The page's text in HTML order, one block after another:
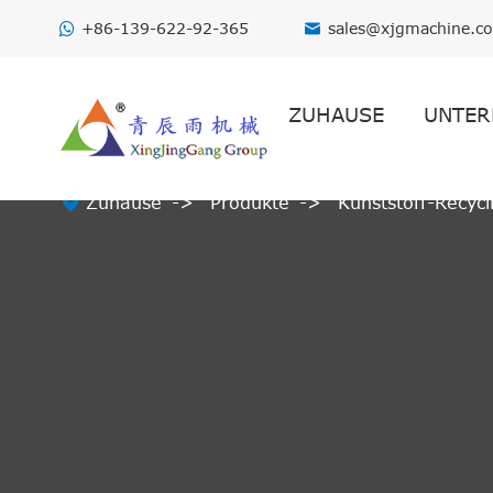
+86-139-622-92-365 
ZUHAUSE
 Zuhause Produkte Kunststoff-